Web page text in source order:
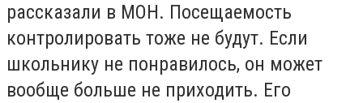
рассказали в МОН. Посещаемость
контролировать тоже не будут. Если
школьнику не понравилось, он может
вообще больше не приходить. Его